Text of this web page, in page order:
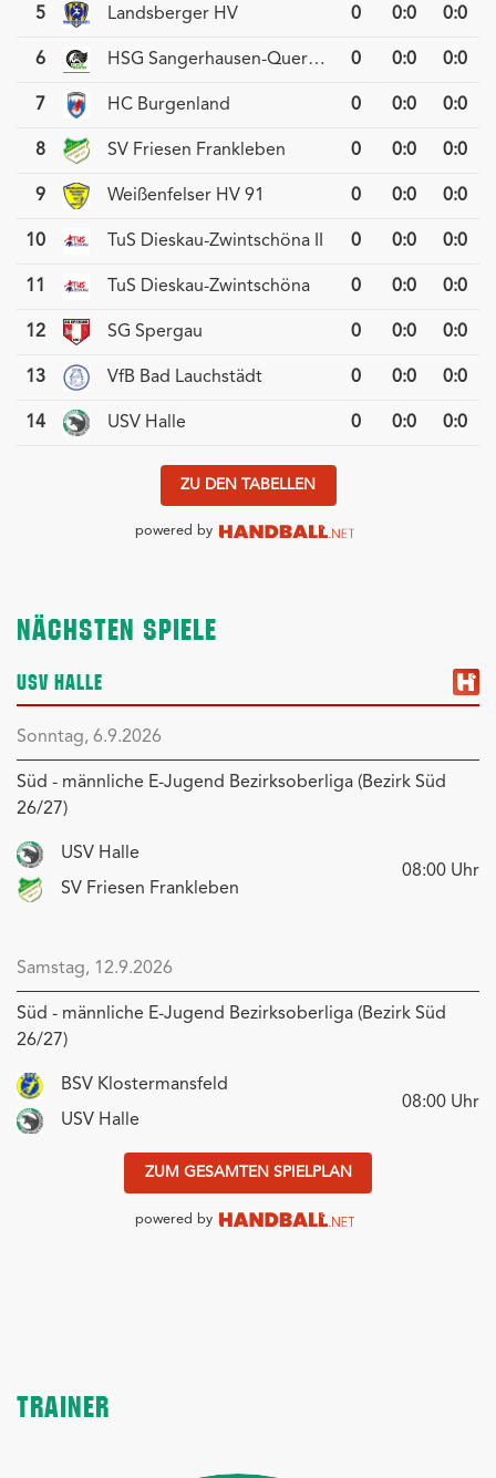
5 Landsberger HV 0 0:0 0:0
6 HSG Sangerhausen-Querfurt 0 0:0 0:0
7 HC Burgenland 0 0:0 0:0
8 SV Friesen Frankleben 0 0:0 0:0
9 Weißenfelser HV 91 0 0:0 0:0
10 TuS Dieskau-Zwintschöna II 0 0:0 0:0
11 TuS Dieskau-Zwintschöna 0 0:0 0:0
12 SG Spergau 0 0:0 0:0
13 VfB Bad Lauchstädt 0 0:0 0:0
14 USV Halle 0 0:0 0:0
ZU DEN TABELLEN
powered by
NÄCHSTEN SPIELE
USV HALLE
Sonntag, 6.9.2026
Süd - männliche E-Jugend Bezirksoberliga (Bezirk Süd
26/27)
USV Halle
SV Friesen Frankleben
08:00 Uhr
Samstag, 12.9.2026
Süd - männliche E-Jugend Bezirksoberliga (Bezirk Süd
26/27)
BSV Klostermansfeld
USV Halle
08:00 Uhr
ZUM GESAMTEN SPIELPLAN
powered by
TRAINER